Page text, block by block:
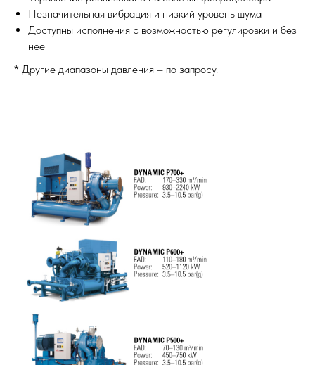
Незначительная вибрация и низкий уровень шума
Доступны исполнения с возможностью регулировки и без
нее
* Другие диапазоны давления – по запросу.